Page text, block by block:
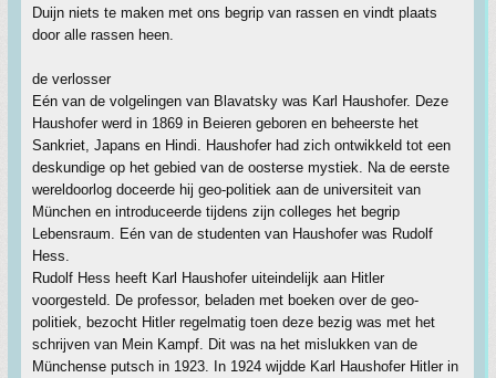
Duijn niets te maken met ons begrip van rassen en vindt plaats
door alle rassen heen.
de verlosser
Eén van de volgelingen van Blavatsky was Karl Haushofer. Deze
Haushofer werd in 1869 in Beieren geboren en beheerste het
Sankriet, Japans en Hindi. Haushofer had zich ontwikkeld tot een
deskundige op het gebied van de oosterse mystiek. Na de eerste
wereldoorlog doceerde hij geo-politiek aan de universiteit van
München en introduceerde tijdens zijn colleges het begrip
Lebensraum. Eén van de studenten van Haushofer was Rudolf
Hess.
Rudolf Hess heeft Karl Haushofer uiteindelijk aan Hitler
voorgesteld. De professor, beladen met boeken over de geo-
politiek, bezocht Hitler regelmatig toen deze bezig was met het
schrijven van Mein Kampf. Dit was na het mislukken van de
Münchense putsch in 1923. In 1924 wijdde Karl Haushofer Hitler in